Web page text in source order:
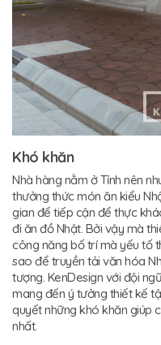
Khó khăn
Nhà hàng nằm ở Tỉnh nên
thưởng thức món ăn kiểu
gian để tiếp cận để thực
đi ăn đồ Nhật. Bởi vậy mà
công năng bố trí mà yếu tố
sao để truyền tải văn hóa
tượng. KenDesign với đội
mang đến ý tưởng thiết kế
quyết những khó khăn giúp
nhất.